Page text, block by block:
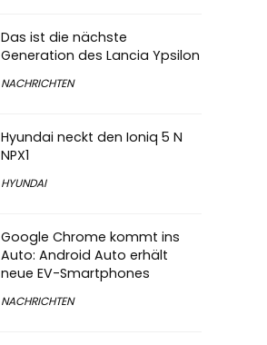
Das ist die nächste
Generation des Lancia Ypsilon
NACHRICHTEN
Hyundai neckt den Ioniq 5 N
NPX1
HYUNDAI
Google Chrome kommt ins
Auto: Android Auto erhält
neue EV-Smartphones
NACHRICHTEN